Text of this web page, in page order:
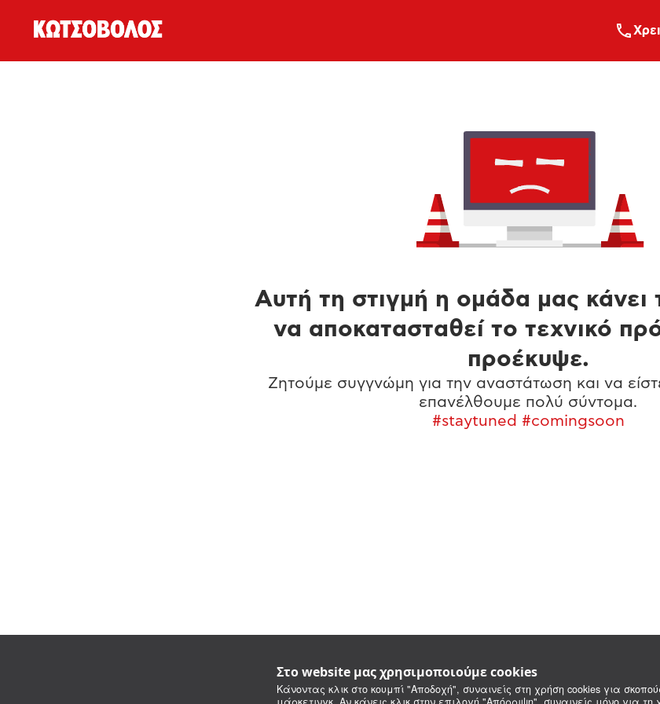
Στο website μας χρησιμοποιούμε cookies
Κάνοντας κλικ στο κουμπί "Αποδοχή", συναινείς στη χρήση cookies για
Αυτή τη στιγμή η ομάδα μας κάνει
να αποκατασταθεί το τεχνικό
προέκυψε.
Ζητούμε συγγνώμη για την αναστάτωση και να
επανέλθουμε πολύ σύντομα.
#staytuned #comingsoon